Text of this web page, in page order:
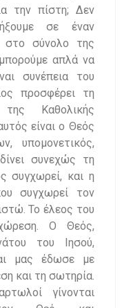
την πίστη; Δεν
σε έναν
στο σύνολο της
απλά να
συνέπεια του
προσφέρει τη
Καθολικής
είναι ο Θεός
υπομονετικός,
συνεχώς τη
συγχωρεί, και η
συγχωρεί τον
Το έλεος του
Ο Θεός,
του Ιησού,
μας έδωσε με
και τη σωτηρία.
γίνονται